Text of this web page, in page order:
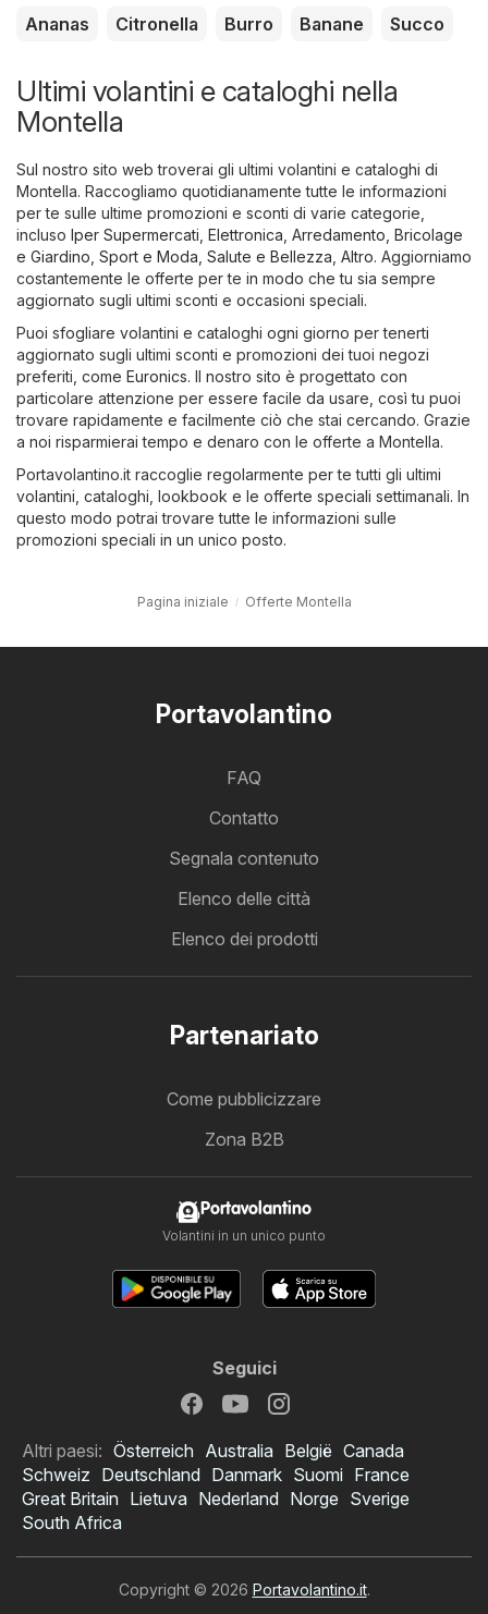
Ananas
Citronella Burro Banane Succo
Ultimi volantini e cataloghi nella
Montella
Sul nostro sito web troverai gli ultimi volantini e cataloghi di
Montella. Raccogliamo quotidianamente tutte le informazioni
per te sulle ultime promozioni e sconti di varie categorie,
incluso Iper Supermercati Elettronica Arredamento, Bricolage
e Giardino Sport e Moda Salute e Bellezza Altro. Aggiorniamo
costantemente le offerte per te in modo che tu sia sempre
aggiornato sugli ultimi sconti e occasioni speciali.
Puoi sfogliare volantini e cataloghi ogni giorno per tenerti
aggiornato sugli ultimi sconti e promozioni dei tuoi negozi
preferiti, come Euronics. Il nostro sito è progettato con
particolare attenzione per essere facile da usare, così tu puoi
trovare rapidamente e facilmente ciò che stai cercando. Grazie
a noi risparmierai tempo e denaro con le offerte a Montella.
Portavolantino.it raccoglie regolarmente per te tutti gli ultimi
volantini, cataloghi, lookbook e le offerte speciali settimanali. In
questo modo potrai trovare tutte le informazioni sulle
promozioni speciali in un unico posto.
Pagina iniziale Offerte Montella
Portavolantino
FAQ
Contatto
Segnala contenuto
Elenco delle città
Elenco dei prodotti
Partenariato
Come pubblicizzare
Zona B2B
Portavolantino
Volantini in un unico punto
Seguici
Altri paesi: Österreich Australia België Canada
Schweiz Deutschland Danmark Suomi France
Great Britain Lietuva Nederland Norge Sverige
South Africa
Copyright © 2026 Portavolantino.it.